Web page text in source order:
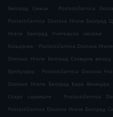
Београд Сењак
. Poslastičarnica
Poslastičarnica Dostava Hrane Београд
Hrane Београд Учитељско насеље
.
Коњарник . Poslastičarnica Dostava
Dostava Hrane Београд Славујев венац
Булбулдер
. Poslastičarnica Dostava
Dostava Hrane Београд Бара Венеција
Старо сајмиште
. Poslastičarnica
Poslastičarnica Dostava Hrane Београд